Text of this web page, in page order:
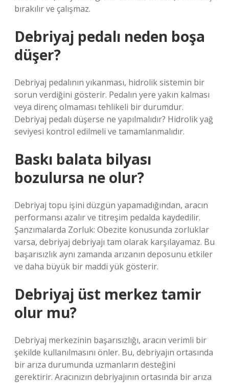
bırakılır ve çalışmaz.
Debriyaj pedalı neden boşa
düşer?
Debriyaj pedalının yıkanması, hidrolik sistemin bir
sorun verdiğini gösterir. Pedalın yere yakın kalması
veya direnç olmaması tehlikeli bir durumdur.
Debriyaj pedalı düşerse ne yapılmalıdır? Hidrolik yağ
seviyesi kontrol edilmeli ve tamamlanmalıdır.
Baskı balata bilyası
bozulursa ne olur?
Debriyaj topu işini düzgün yapamadığından, aracın
performansı azalır ve titreşim pedalda kaydedilir.
Şanzımalarda Zorluk: Obezite konusunda zorluklar
varsa, debriyaj debriyajı tam olarak karşılayamaz. Bu
başarısızlık aynı zamanda arızanın deposunu etkiler
ve daha büyük bir maddi yük gösterir.
Debriyaj üst merkez tamir
olur mu?
Debriyaj merkezinin başarısızlığı, aracın verimli bir
şekilde kullanılmasını önler. Bu, debriyajın ortasında
bir arıza durumunda uzmanların desteğini
gerektirir. Aracınızın debriyajının ortasında bir arıza